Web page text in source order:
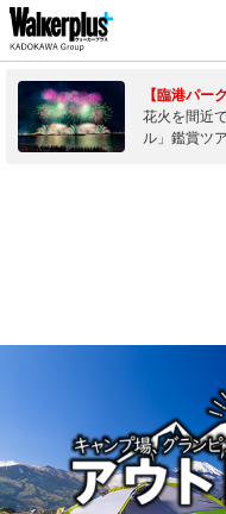
【臨港パー
花火を間近
ル」鑑賞ツ